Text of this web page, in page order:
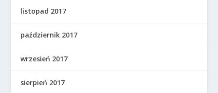
listopad 2017
październik 2017
wrzesień 2017
sierpień 2017